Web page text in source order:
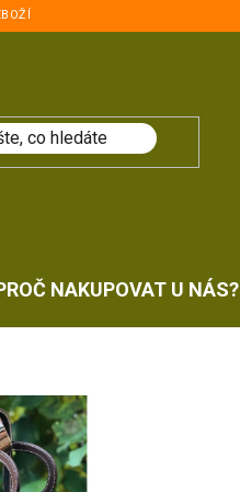
NAKUPOVAT U NÁS?